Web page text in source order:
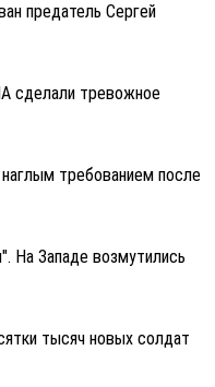
предатель Сергей
сделали тревожное
требованием после
На Западе возмутились
тысяч новых солдат